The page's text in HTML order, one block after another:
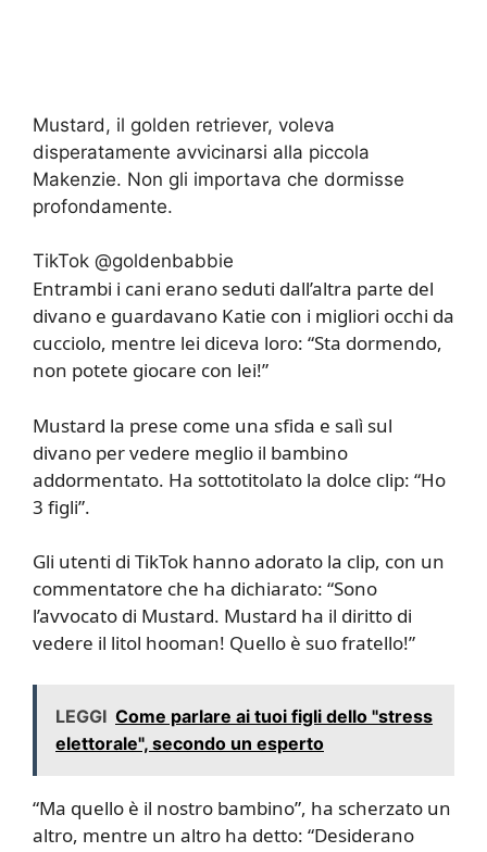
Mustard, il golden retriever, voleva
disperatamente avvicinarsi alla piccola
Makenzie. Non gli importava che dormisse
profondamente.
TikTok @goldenbabbie
Entrambi i cani erano seduti dall’altra parte del
divano e guardavano Katie con i migliori occhi da
cucciolo, mentre lei diceva loro: “Sta dormendo,
non potete giocare con lei!”
Mustard la prese come una sfida e salì sul
divano per vedere meglio il bambino
addormentato. Ha sottotitolato la dolce clip: “Ho
3 figli”.
Gli utenti di TikTok hanno adorato la clip, con un
commentatore che ha dichiarato: “Sono
l’avvocato di Mustard. Mustard ha il diritto di
vedere il litol hooman! Quello è suo fratello!”
LEGGI Come parlare ai tuoi figli dello "stress
elettorale", secondo un esperto
“Ma quello è il nostro bambino”, ha scherzato un
altro, mentre un altro ha detto: “Desiderano